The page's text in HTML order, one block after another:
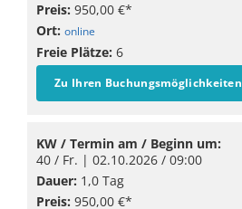
Preis: 950,00 €*
Ort: online
Freie Plätze: 6
Zu Ihren Buchungsmöglichkeiten
KW / Termin am / Beginn um:
40 / Fr. | 02.10.2026 / 09:00
Dauer: 1,0 Tag
Preis: 950,00 €*